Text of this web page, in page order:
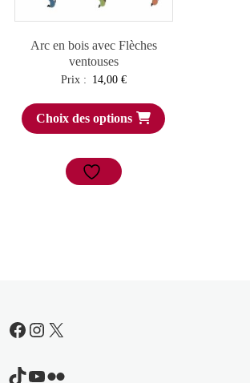
Arc en bois avec Flèches
ventouses
Prix : 14,00 €
Choix des options
Facebook
Instagram
X
TikTok
YouTube
Flickr